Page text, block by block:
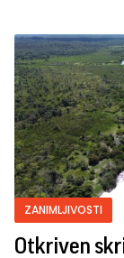
ZANIMLJIVOSTI
Otkriven